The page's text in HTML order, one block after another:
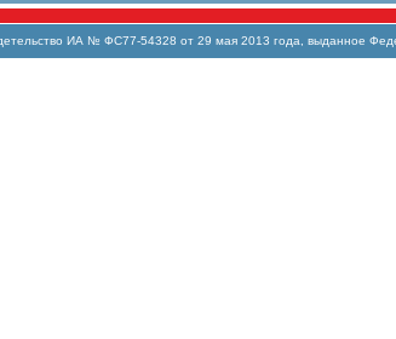
ИА № ФС77-54328 от 29 мая 2013 года, выданное